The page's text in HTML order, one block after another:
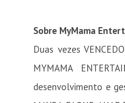
Sobre MyMama
Duas vezes
MYMAMA
desenvolvimento e